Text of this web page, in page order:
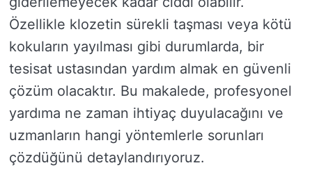
Özellikle klozetin sürekli taşması veya kötü
kokuların yayılması gibi durumlarda, bir
tesisat ustasından yardım almak en güvenli
çözüm olacaktır. Bu makalede, profesyonel
yardıma ne zaman ihtiyaç duyulacağını ve
uzmanların hangi yöntemlerle sorunları
çözdüğünü detaylandırıyoruz.